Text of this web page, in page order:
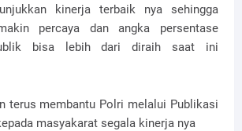
kinerja terbaik nya sehingga
percaya dan angka persentase
bisa lebih dari diraih saat ini
terus membantu Polri melalui Publikasi
masyakarat segala kinerja nya